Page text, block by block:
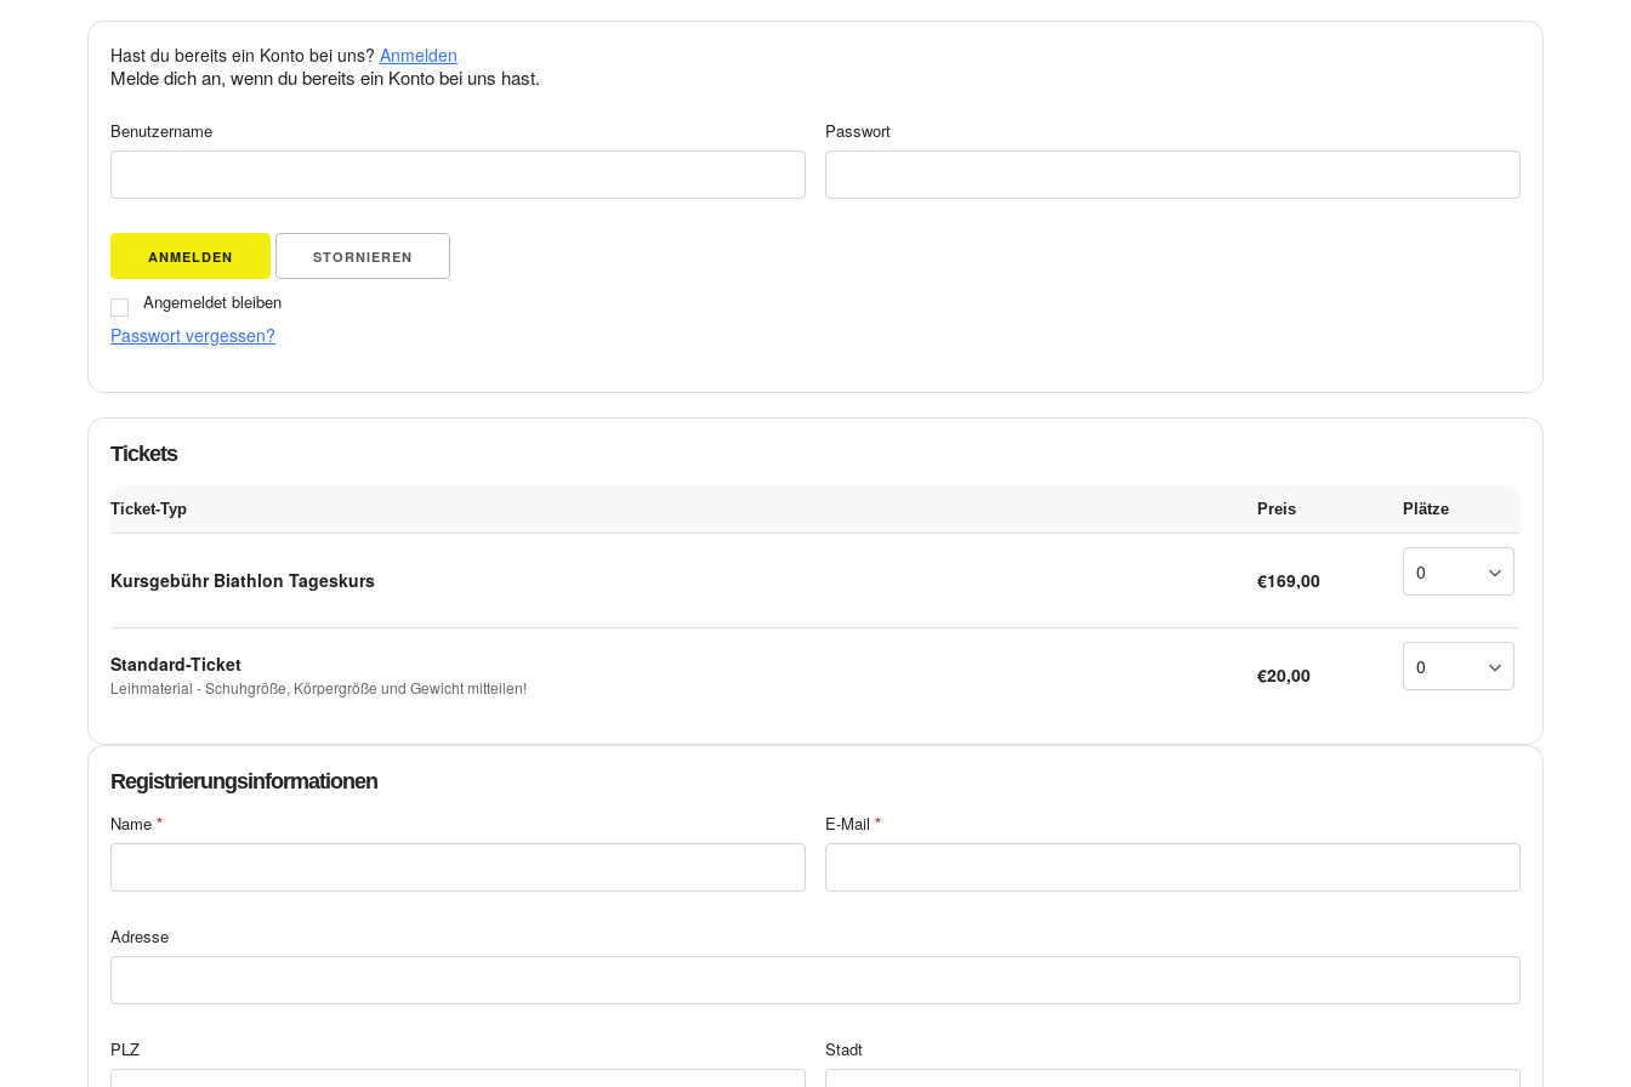
Hast du bereits ein Konto bei uns? Anmelden
Melde dich an, wenn du bereits ein Konto bei uns hast.
Benutzername Passwort
ANMELDEN STORNIEREN
Angemeldet bleiben
Passwort vergessen?
Tickets
Ticket-Typ Preis Plätze
Kursgebühr Biathlon Tageskurs €169,00
Standard-Ticket
Leihmaterial - Schuhgröße, Körpergröße und Gewicht mitteilen!
€20,00
Registrierungsinformationen
Name * E-Mail *
Adresse
PLZ Stadt